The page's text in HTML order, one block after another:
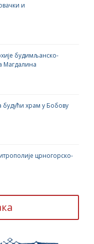
и
будимљанско-
Магдалина
храм у Бобову
црногорско-